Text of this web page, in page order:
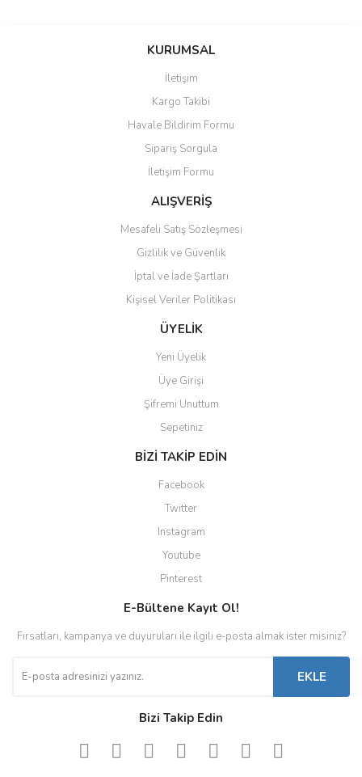
Bu ürüne ilk yorumu siz yapın!
Ürün resmi kalitesiz, bozuk veya görüntülenemiyor.
Ürün açıklamasında eksik bilgiler bulunuyor.
Ürün bilgilerinde hatalar bulunuyor.
Ürün fiyatı diğer sitelerden daha pahalı.
Bu ürüne benzer farklı alternatifler olmalı.
Gönder
KURUMSAL
İletişim
Kargo Takibi
Havale Bildirim Formu
Sipariş Sorgula
İletişim Formu
ALIŞVERİŞ
Mesafeli Satış Sözleşmesi
Gizlilik ve Güvenlik
İptal ve İade Şartları
Kişisel Veriler Politikası
ÜYELİK
Yeni Üyelik
Üye Girişi
Şifremi Unuttum
Sepetiniz
BİZİ TAKİP EDİN
Facebook
Twitter
Instagram
Youtube
Pinterest
E-Bültene Kayıt Ol!
Fırsatları, kampanya ve duyuruları ile ilgili e-posta almak ister misiniz?
EKLE
Bizi Takip Edin